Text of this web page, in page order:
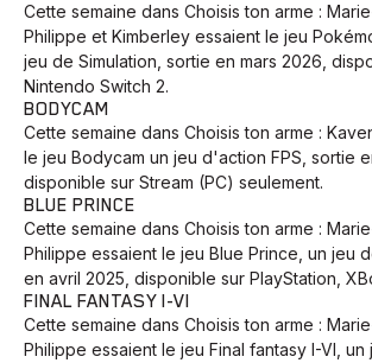
Cette semaine dans Choisis ton arme :
Philippe et Kimberley essaient le jeu
jeu de Simulation, sortie en mars 2026,
Nintendo Switch 2.
BODYCAM
Cette semaine dans Choisis ton arme :
le jeu Bodycam un jeu d'action FPS, sortie
disponible sur Stream (PC) seulement.
BLUE PRINCE
Cette semaine dans Choisis ton arme :
Philippe essaient le jeu Blue Prince, un jeu
en avril 2025, disponible sur PlayStation,
FINAL FANTASY I-VI
Cette semaine dans Choisis ton arme :
Philippe essaient le jeu Final fantasy I-VI, un